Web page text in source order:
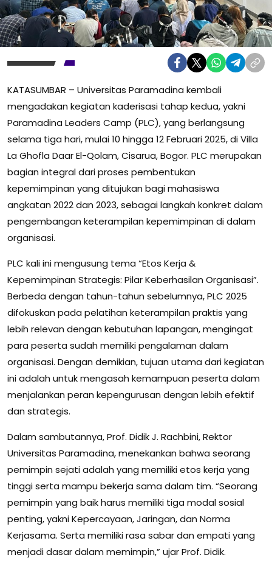
KATASUMBAR – Universitas Paramadina kembali
mengadakan kegiatan kaderisasi tahap kedua, yakni
Paramadina Leaders Camp (PLC), yang berlangsung
selama tiga hari, mulai 10 hingga 12 Februari 2025, di Villa
La Ghofla Daar El-Qolam, Cisarua, Bogor. PLC merupakan
bagian integral dari proses pembentukan
kepemimpinan yang ditujukan bagi mahasiswa
angkatan 2022 dan 2023, sebagai langkah konkret dalam
pengembangan keterampilan kepemimpinan di dalam
organisasi.
PLC kali ini mengusung tema “Etos Kerja &
Kepemimpinan Strategis: Pilar Keberhasilan Organisasi”.
Berbeda dengan tahun-tahun sebelumnya, PLC 2025
difokuskan pada pelatihan keterampilan praktis yang
lebih relevan dengan kebutuhan lapangan, mengingat
para peserta sudah memiliki pengalaman dalam
organisasi. Dengan demikian, tujuan utama dari kegiatan
ini adalah untuk mengasah kemampuan peserta dalam
menjalankan peran kepengurusan dengan lebih efektif
dan strategis.
Dalam sambutannya, Prof. Didik J. Rachbini, Rektor
Universitas Paramadina, menekankan bahwa seorang
pemimpin sejati adalah yang memiliki etos kerja yang
tinggi serta mampu bekerja sama dalam tim. “Seorang
pemimpin yang baik harus memiliki tiga modal sosial
penting, yakni Kepercayaan, Jaringan, dan Norma
Kerjasama. Serta memiliki rasa sabar dan empati yang
menjadi dasar dalam memimpin,” ujar Prof. Didik.